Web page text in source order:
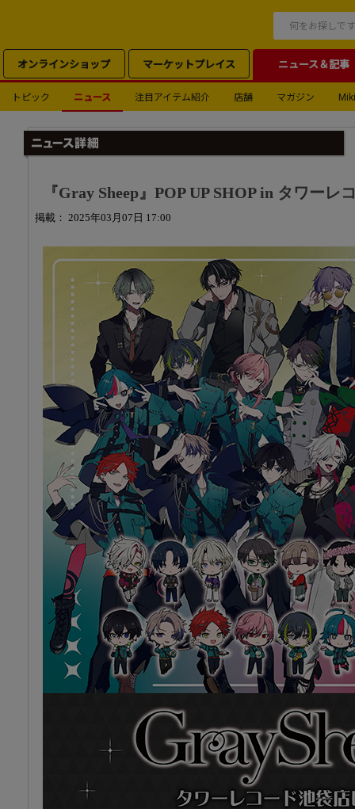
オンラインショップ マーケットプレイス ニュース＆記事
トピック ニュース 注目アイテム紹介 店舗 マガジン
『Gray Sheep』POP UP SHOP in タワーレ
掲載： 2025年03月07日 17:00